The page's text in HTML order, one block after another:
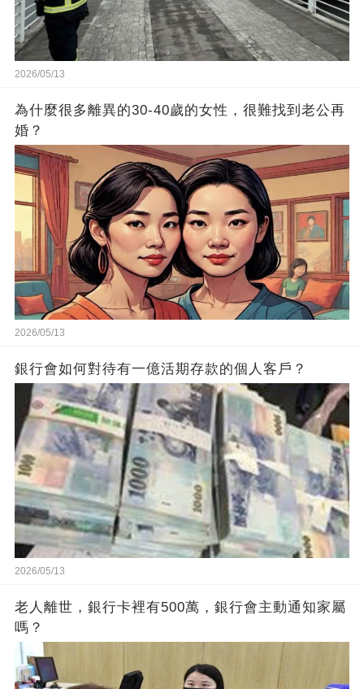
2026/05/13
為什麼很多離異的30-40歲的女性，很難找到老公再
婚？
2026/05/13
銀行會如何對待有一億活期存款的個人客戶？
2026/05/13
老人離世，銀行卡裡有500萬，銀行會主動通知家屬
嗎？